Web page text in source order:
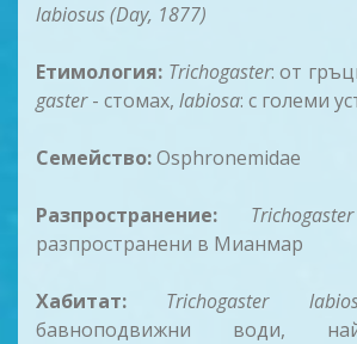
labiosus (Day, 1877)
Етимология: Trichogaster: от
gaster- стомах, labiosa: с големи
Семейство:Osphronemidae
Разпространение:
разпространени в Мианмар
Хабитат: Trichogaster
бавноподвижни води,